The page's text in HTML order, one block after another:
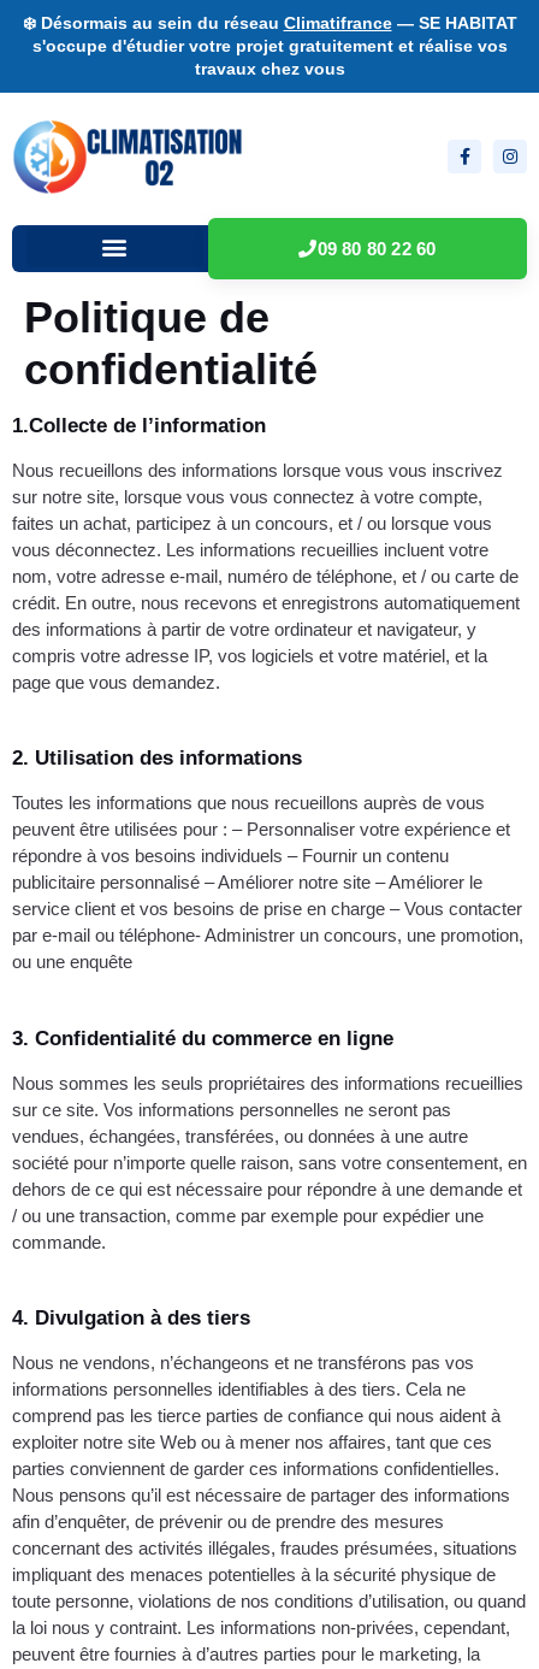
❄️ Désormais au sein du réseau Climatifrance— SE HABITAT
s'occupe d'étudier votre projet gratuitement et réalise vos
travaux chez vous
09 80 80 22 60
Politique de
confidentialité
1.Collecte de l’information
Nous recueillons des informations lorsque vous vous inscrivez
sur notre site, lorsque vous vous connectez à votre compte,
faites un achat, participez à un concours, et / ou lorsque vous
vous déconnectez. Les informations recueillies incluent votre
nom, votre adresse e-mail, numéro de téléphone, et / ou carte de
crédit. En outre, nous recevons et enregistrons automatiquement
des informations à partir de votre ordinateur et navigateur, y
compris votre adresse IP, vos logiciels et votre matériel, et la
page que vous demandez.
2. Utilisation des informations
Toutes les informations que nous recueillons auprès de vous
peuvent être utilisées pour : – Personnaliser votre expérience et
répondre à vos besoins individuels – Fournir un contenu
publicitaire personnalisé – Améliorer notre site – Améliorer le
service client et vos besoins de prise en charge – Vous contacter
par e-mail ou téléphone- Administrer un concours, une promotion,
ou une enquête
3. Confidentialité du commerce en ligne
Nous sommes les seuls propriétaires des informations recueillies
sur ce site. Vos informations personnelles ne seront pas
vendues, échangées, transférées, ou données à une autre
société pour n’importe quelle raison, sans votre consentement, en
dehors de ce qui est nécessaire pour répondre à une demande et
/ ou une transaction, comme par exemple pour expédier une
commande.
4. Divulgation à des tiers
Nous ne vendons, n’échangeons et ne transférons pas vos
informations personnelles identifiables à des tiers. Cela ne
comprend pas les tierce parties de confiance qui nous aident à
exploiter notre site Web ou à mener nos affaires, tant que ces
parties conviennent de garder ces informations confidentielles.
Nous pensons qu’il est nécessaire de partager des informations
afin d’enquêter, de prévenir ou de prendre des mesures
concernant des activités illégales, fraudes présumées, situations
impliquant des menaces potentielles à la sécurité physique de
toute personne, violations de nos conditions d’utilisation, ou quand
la loi nous y contraint. Les informations non-privées, cependant,
peuvent être fournies à d’autres parties pour le marketing, la